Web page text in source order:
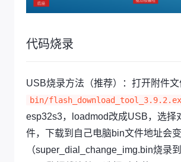
代码烧录
USB烧录方法（推荐）：打开附件
bin/
esp32s3，loadmod改成USB，选择
件，下载到自己电脑bin文件地址会
（super_dial_change_img.bin烧录